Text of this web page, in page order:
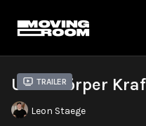
Trailer
Unterkörper
Leon Staege